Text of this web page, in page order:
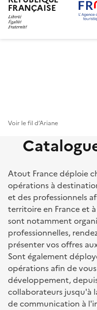
FRANÇAISE
Voir le fil d’Ariane
Atout France déploie
opérations à
et des professionnels
territoire en France et
sont notamment
professionnelles,
présenter vos offres
Sont également
opérations afin de
développement,
collaborateurs jusqu'à
de communication à